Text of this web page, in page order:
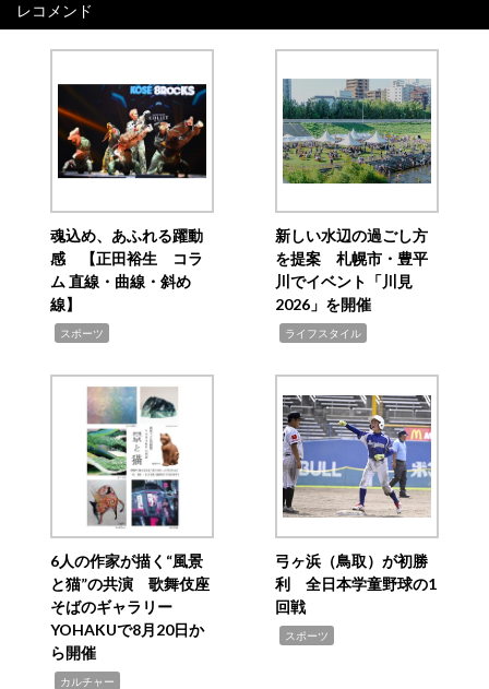
レコメンド
魂込め、あふれる躍動
感 【正田裕生 コラ
ム 直線・曲線・斜め
線】
スポーツ
新しい水辺の過ごし方
を提案 札幌市・豊平
川でイベント「川見
2026」を開催
ライフスタイル
6人の作家が描く“風景
と猫”の共演 歌舞伎座
そばのギャラリー
YOHAKUで8月20日か
ら開催
カルチャー
弓ヶ浜（鳥取）が初勝
利 全日本学童野球の1
回戦
スポーツ